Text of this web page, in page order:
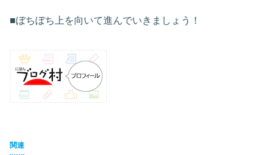
■ぼちぼち上を向いて進んでいきましょう！
関連